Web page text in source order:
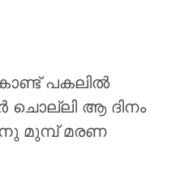
പകലിൽ
ആ ദിനം
മുമ്പ് മരണ